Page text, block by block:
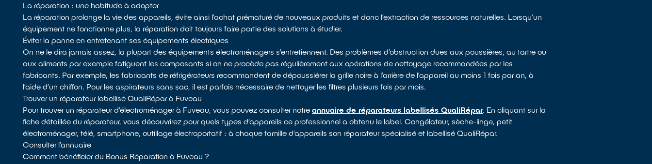
La réparation : une habitude à adopter
La réparation prolonge la vie des appareils, évite ainsi l’achat prématuré de nouveaux produits et donc l’extraction de ressources naturelles. Lorsqu’un
équipement ne fonctionne plus, la réparation doit toujours faire partie des solutions à étudier.
Éviter la panne en entretenant ses équipements électriques
On ne le dira jamais assez, la plupart des équipements électroménagers s’entretiennent. Des problèmes d’obstruction dues aux poussières, au tartre ou
aux aliments par exemple fatiguent les composants si on ne procède pas régulièrement aux opérations de nettoyage recommandées par les
fabricants. Par exemple, les fabricants de réfrigérateurs recommandent de dépoussiérer la grille noire à l’arrière de l’appareil au moins 1 fois par an, à
l’aide d’un chiffon. Pour les aspirateurs sans sac, il est parfois nécessaire de nettoyer les filtres plusieurs fois par mois.
Trouver un réparateur labellisé QualiRépar à Fuveau
Pour trouver un réparateur d’électroménager à Fuveau, vous pouvez consulter notreannuaire de réparateurs labellisés QualiRépar. En cliquant sur la
fiche détaillée du réparateur, vous découvrirez pour quels types d’appareils ce professionnel a obtenu le label. Congélateur, sèche-linge, petit
électroménager, télé, smartphone, outillage électroportatif : à chaque famille d’appareils son réparateur spécialisé et labellisé QualiRépar.
Consulter l’annuaire
Comment bénéficier du Bonus Réparation à Fuveau ?